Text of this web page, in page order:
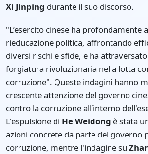
Xi Jinping durante il suo discorso.
"L’esercito cinese ha profondamente
rieducazione politica, affrontando
diversi rischi e sfide, e ha
forgiatura rivoluzionaria nella lotta
corruzione". Queste indagini hanno
crescente attenzione del governo
contro la corruzione all’interno
L'espulsione di He Weidong è stata
azioni concrete da parte del governo
corruzione, mentre l'indagine su